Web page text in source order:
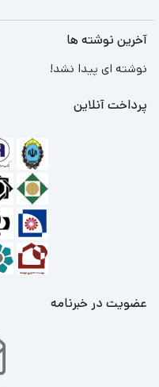
آخرین نوشته ها
نوشته ای پیدا نشد!
پرداخت آنلاین
عضویت در خبرنامه